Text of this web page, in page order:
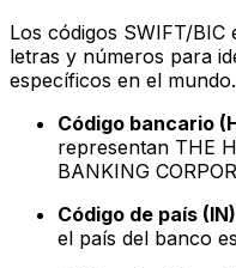
Los códigos SWIFT/BIC
letras y números para
específicos en el mundo.
Código bancario
representan THE
BANKING
Código de país
el país del banco